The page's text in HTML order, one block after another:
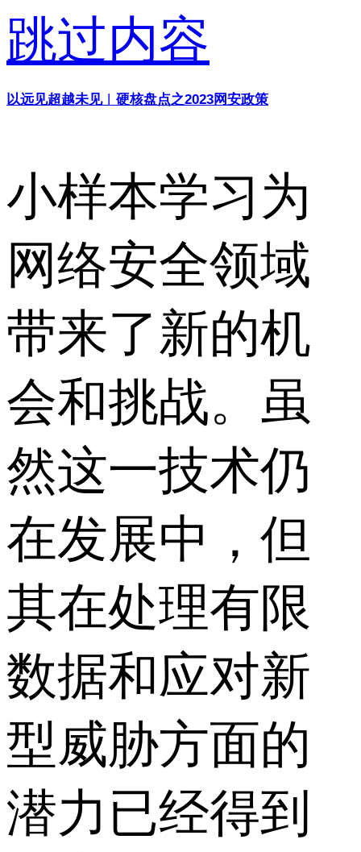
跳过内容
以远见超越未见︱硬核盘点之2023网安政策
小样本学习为
网络安全领域
带来了新的机
会和挑战。虽
然这一技术仍
在发展中，但
其在处理有限
数据和应对新
型威胁方面的
潜力已经得到